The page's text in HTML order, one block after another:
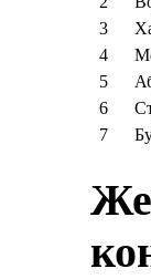
3
4
5
6
7